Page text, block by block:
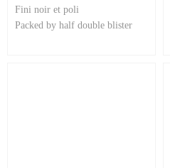
Fini noir et poli
Packed by half double blister